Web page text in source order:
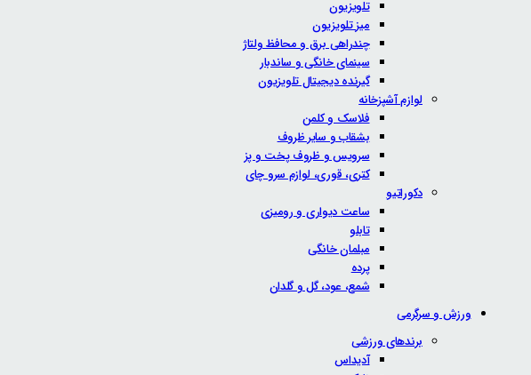
تلویزیون
میز تلویزیون
چندراهی برق و محافظ ولتاژ
سینمای خانگی و ساندبار
گیرنده دیجیتال تلویزیون
لوازم آشپزخانه
فلاسک و کلمن
بشقاب و سایر ظروف
سرویس و ظروف پخت و پز
کتری، قوری، لوازم سرو چای
دکوراتیو
ساعت دیواری و رومیزی
تابلو
مبلمان خانگی
پرده
شمع، عود، گل و گلدان
ورزش و سرگرمی
برندهای ورزشی
آدیداس